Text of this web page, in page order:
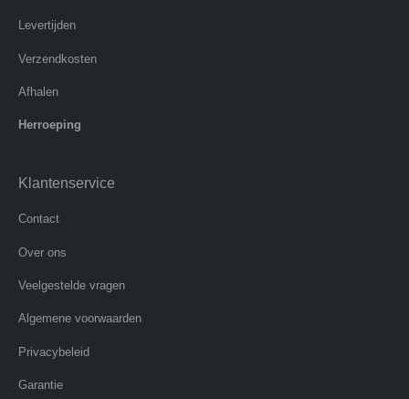
Levertijden
Verzendkosten
Afhalen
Herroeping
Klantenservice
Contact
Over ons
Veelgestelde vragen
Algemene voorwaarden
Privacybeleid
Garantie